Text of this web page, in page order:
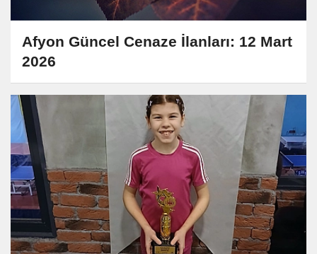
Afyon Güncel Cenaze İlanları: 12 Mart
2026